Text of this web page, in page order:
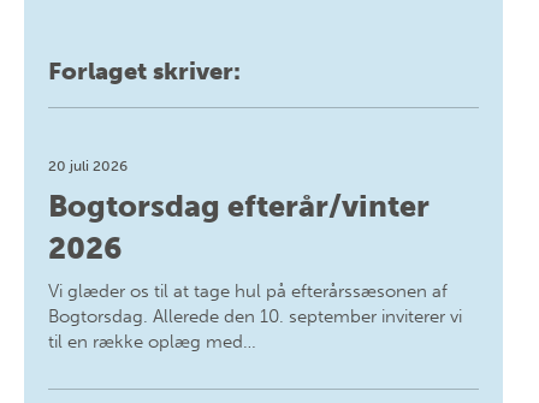
Forlaget skriver:
20 juli 2026
Bogtorsdag efterår/vinter
2026
Vi glæder os til at tage hul på efterårssæsonen af
Bogtorsdag. Allerede den 10. september inviterer vi
til en række oplæg med…